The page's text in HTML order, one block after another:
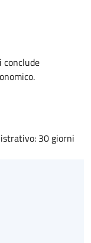
conclude
30 giorni